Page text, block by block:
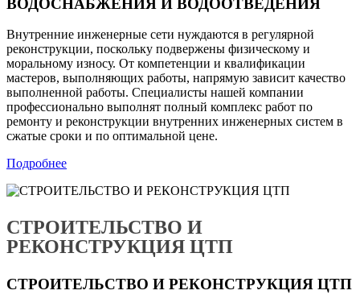
ВОДОСНАБЖЕНИЯ И ВОДООТВЕДЕНИЯ
Внутренние инженерные сети нуждаются в регулярной
реконструкции, поскольку подвержены физическому и
моральному износу. От компетенции и квалификации
мастеров, выполняющих работы, напрямую зависит качество
выполненной работы. Специалисты нашей компании
профессионально выполнят полный комплекс работ по
ремонту и реконструкции внутренних инженерных систем в
сжатые сроки и по оптимальной цене.
Подробнее
СТРОИТЕЛЬСТВО И
РЕКОНСТРУКЦИЯ ЦТП
СТРОИТЕЛЬСТВО И РЕКОНСТРУКЦИЯ ЦТП